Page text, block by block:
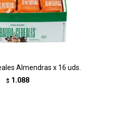
Almendras x 16 uds.
$ 1.088